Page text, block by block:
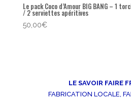
Le pack Coco d’Amour BIG BANG – 1
/ 2 serviettes apéritives
50,00€
LE SAVOIR FAIRE
FABRICATION LOCALE,